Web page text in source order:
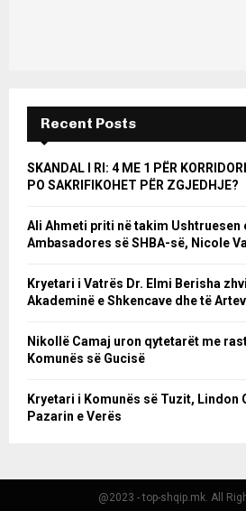
Recent Posts
SKANDAL I RI: 4 ME 1 PËR
PO SAKRIFIKOHET PËR ZGJEDHJE?
Ali Ahmeti priti në takim Ushtruesen
Ambasadores së SHBA-së, Nicole
Kryetari i Vatrës Dr. Elmi Berisha
Akademinë e Shkencave dhe të
Nikollë Camaj uron qytetarët me
Komunës së Gucisë
Kryetari i Komunës së Tuzit, Lindon
Pazarin e Verës
@2023 - top-shqip.mk. All